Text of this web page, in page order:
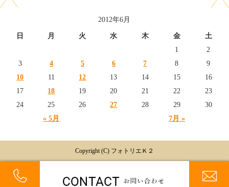
2012年6月
日 月 火 水 木 金 土
« 5月 7月 »
1
2
3
4 5 6 7 8
9
10
11 12 13 14 15
16
17
18 19 20 21 22
23
24
25 26 27 28 29 30
Copyright (C) フォトリエＫ２